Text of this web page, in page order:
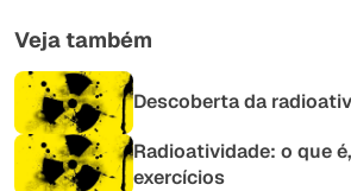
Veja também
Descoberta da
Radioatividade: o que
exercícios